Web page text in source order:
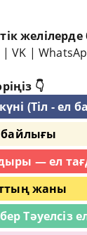
желілерде
|VK |
👇
(Тіл - ел
байлығы
— ел
жаны
Тәуелсіз